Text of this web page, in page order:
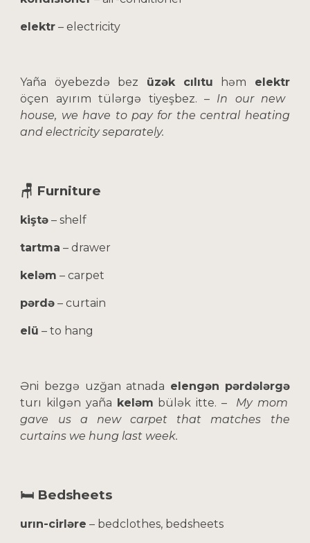
elektr – electricity
Yaña öyebezdə bez üzək cılıtu həm elektr
öçen ayırım tülərgə tiyeşbez. – In our new
house, we have to pay for the central heating
and electricity separately.
🪑 Furniture
kiştə – shelf
tartma – drawer
keləm – carpet
pərdə – curtain
elü – to hang
Əni bezgə uzğan atnada elengən pərdələrgə
turı kilgən yaña keləm bülək itte. – My mom
gave us a new carpet that matches the
curtains we hung last week.
🛏️ Bedsheets
urın-cirləre – bedclothes, bedsheets